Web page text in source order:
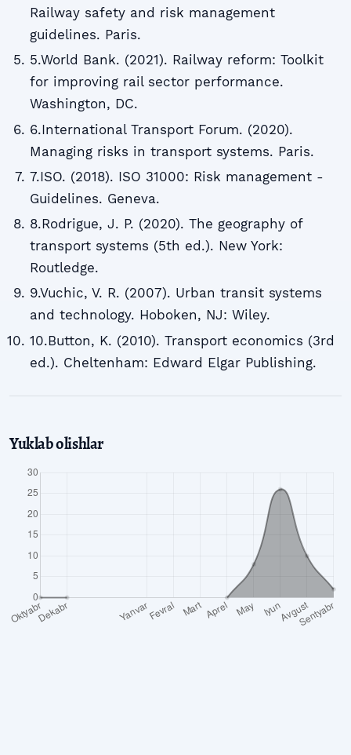
Railway safety and risk management
guidelines. Paris.
5.World Bank. (2021). Railway reform: Toolkit
for improving rail sector performance.
Washington, DC.
6.International Transport Forum. (2020).
Managing risks in transport systems. Paris.
7.ISO. (2018). ISO 31000: Risk management -
Guidelines. Geneva.
8.Rodrigue, J. P. (2020). The geography of
transport systems (5th ed.). New York:
Routledge.
9.Vuchic, V. R. (2007). Urban transit systems
and technology. Hoboken, NJ: Wiley.
10.Button, K. (2010). Transport economics (3rd
ed.). Cheltenham: Edward Elgar Publishing.
Yuklab olishlar